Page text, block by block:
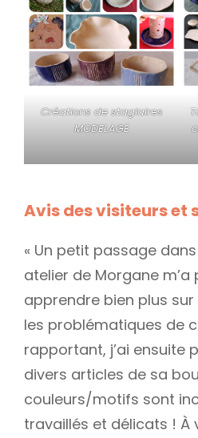
Créations de stagiaires
MODELAGE
Avis des visiteurs et
« Un petit passage
atelier de Morgane m’a
apprendre bien plus
les problématiques de
rapportant, j’ai ensuite
divers articles de sa
couleurs/motifs sont
travaillés et délicats ! À